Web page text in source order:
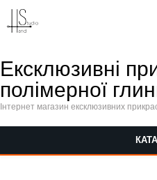
Ексклюзивні
полімерної
Інтернет магазин ексклюзивних